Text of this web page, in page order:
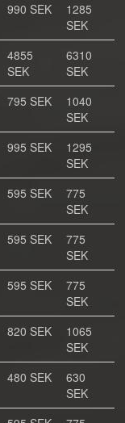
990 SEK
1285
SEK
4855
SEK
6310
SEK
795 SEK
1040
SEK
995 SEK
1295
SEK
595 SEK
775
SEK
595 SEK
775
SEK
595 SEK
775
SEK
820 SEK
1065
SEK
480 SEK
630
SEK